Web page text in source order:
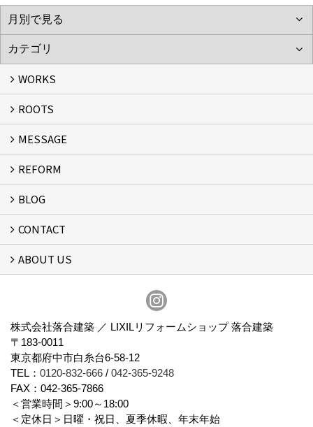
WORKS
WORKS
ROOTS
ROOTS
MESSAGE
MESSAGE
FLOW
REFORM
リフォーム
BLOG
スタッフブログ
CONTACT
フォームで問い合わせる
ABOUT US
株式会社落合建築 ／ LIXILリフォームショップ 落合建築
〒183-0011
東京都府中市白糸台6-58-12
TEL： 0120-832-666 / 042-365-9248
FAX：042-365-7866
＜営業時間＞9:00～18:00
＜定休日＞日曜・祝日、夏季休暇、年末年始